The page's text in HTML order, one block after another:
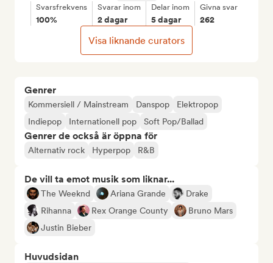
Genrer
Kommersiell / Mainstream Danspop
Elektropop
Indiepop
Internationell pop Soft Pop/Ballad
Genrer de också är öppna för
Alternativ rock Hyperpop R&B
De vill ta emot musik som liknar...
The Weeknd Ariana Grande
Drake
Rihanna
Rex Orange County
Bruno Mars
Justin Bieber
Huvudsidan
Svarsfrekvens
100%
Svarar inom
2 dagar
Delar inom
5 dagar
Givna svar
262
Visa liknande curators